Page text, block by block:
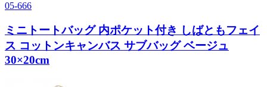
05-666
ミニトートバッグ 内ポケット付き しばともフェイ
ス コットンキャンバス サブバッグ ベージュ
30×20cm